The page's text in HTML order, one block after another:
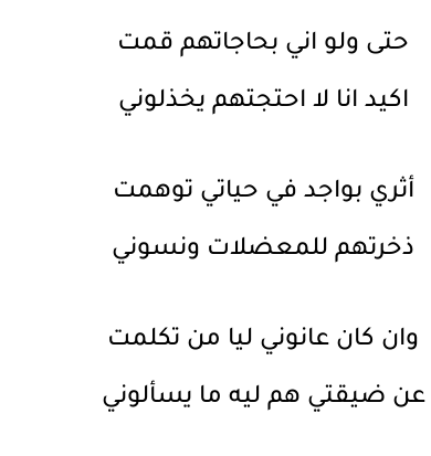
حتى ولو اني بحاجاتهم قمت
اكيد انا لا احتجتهم يخذلوني
أثري بواجد في حياتي توهمت
ذخرتهم للمعضلات ونسوني
وان كان عانوني ليا من تكلمت
عن ضيقتي هم ليه ما يسألوني